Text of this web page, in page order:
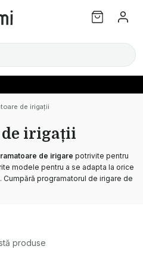
de irigații
de irigații
de irigare potrivite pentru
modele pentru a se adapta la orice
programatorul de irigare de
produse